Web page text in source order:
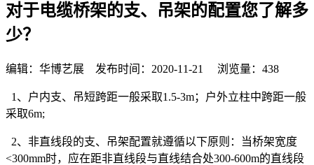
对于电缆桥架的支、吊架的配置您了解多
少？
编辑：华博艺展 发布时间：2020-11-21 浏览量：438
1、户内支、吊短跨距一般采取1.5-3m；户外立柱中跨距一般
采取6m;
2、非直线段的支、吊架配置就遵循以下原则：当桥架宽度
<300mm时，应在距非直线段与直线结合处300-600m的直线段